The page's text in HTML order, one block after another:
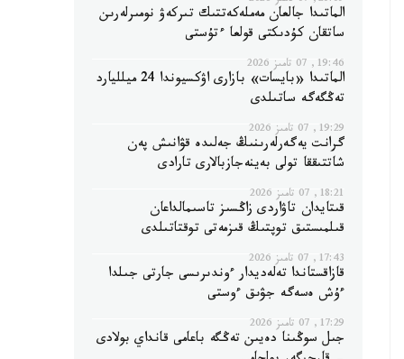
الماتىدا جالعان مەملەكەتتىك تىركەۋ نومىرلەرىن
ساتقان كۇدىكتى قولعا ءتۇستى
19:46, 07 تامىز 2026
الماتىدا «بايسات» بازارى اۋكسيوندا 24 ميلليارد
تەڭگەگە ساتىلدى
19:29, 07 تامىز 2026
گرانت يەگەرلەرىنىڭ جەلىدە قۋانىش پەن
شاتتىققا تولى بەينەجازبالارى تارادى
18:21, 07 تامىز 2026
قىتايدان تاۋاردى زاڭسىز تاسىمالداعان
قىلمىستىق توپتىڭ قىزمەتى توقتاتىلدى
17:43, 07 تامىز 2026
قازاقستاندا تەلەديدار ءوندىرىسى جارتى جىلدا
ءۇش ەسەگە جۋىق ءوستى
17:29, 07 تامىز 2026
جىل سوڭىنا دەيىن تەڭگە باعامى قانداي بولادى